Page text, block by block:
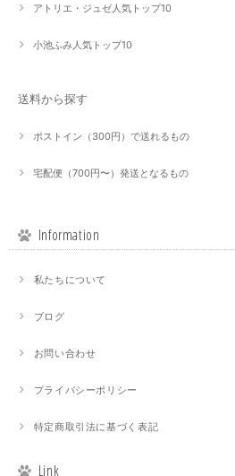
アトリエ・ジュゼ人気トップ10
小池ふみ人気トップ10
送料から探す
ポストイン（300円）で送れるもの
宅配便（700円〜）発送となるもの
Information
私たちについて
ブログ
お問い合わせ
プライバシーポリシー
特定商取引法に基づく表記
Link